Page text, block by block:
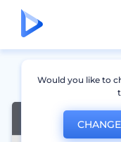
Would you like to
CHANGE